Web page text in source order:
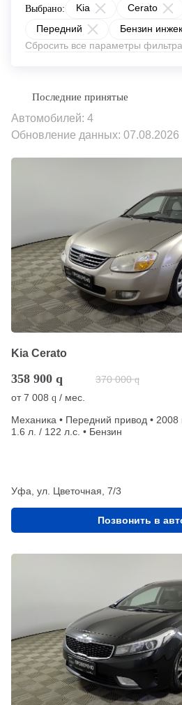
Выбрано: Kia Cerato
Передний
Бензин
Сбросить все параметры фильтра
Автомобилей: 4
Обновление данных: 07.08.2026
Kia Cerato
358 900 q 370 000 q
от7 008 q / мес.
Механика • Передний привод • 2008
1.6 л. / 122 л.с. • Бензин
Уфа, ул. Цветочная, 7/3
Позвонить в